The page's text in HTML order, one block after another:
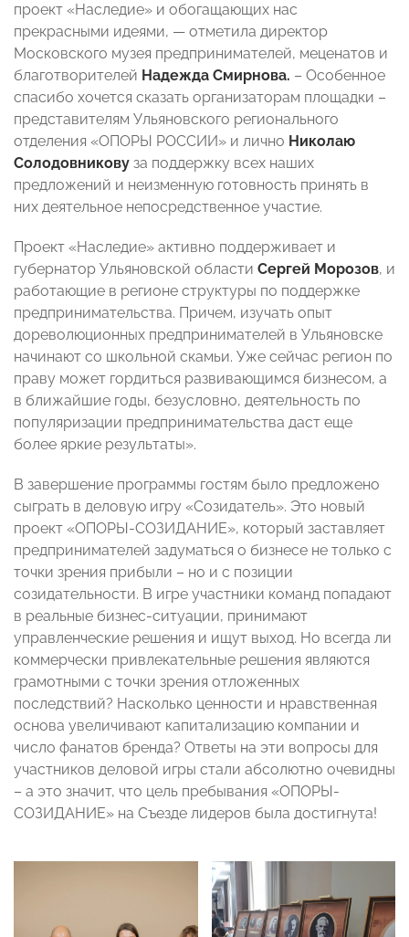
проект «Наследие» и обогащающих нас
прекрасными идеями, — отметила директор
Московского музея предпринимателей, меценатов и
благотворителей Надежда Смирнова. – Особенное
спасибо хочется сказать организаторам площадки –
представителям Ульяновского регионального
отделения «ОПОРЫ РОССИИ» и лично Николаю
Солодовникову за поддержку всех наших
предложений и неизменную готовность принять в
них деятельное непосредственное участие.
Проект «Наследие» активно поддерживает и
губернатор Ульяновской области Сергей Морозов, и
работающие в регионе структуры по поддержке
предпринимательства. Причем, изучать опыт
дореволюционных предпринимателей в Ульяновске
начинают со школьной скамьи. Уже сейчас регион по
праву может гордиться развивающимся бизнесом, а
в ближайшие годы, безусловно, деятельность по
популяризации предпринимательства даст еще
более яркие результаты».
В завершение программы гостям было предложено
сыграть в деловую игру «Созидатель». Это новый
проект «ОПОРЫ-СОЗИДАНИЕ», который заставляет
предпринимателей задуматься о бизнесе не только с
точки зрения прибыли – но и с позиции
созидательности. В игре участники команд попадают
в реальные бизнес-ситуации, принимают
управленческие решения и ищут выход. Но всегда ли
коммерчески привлекательные решения являются
грамотными с точки зрения отложенных
последствий? Насколько ценности и нравственная
основа увеличивают капитализацию компании и
число фанатов бренда? Ответы на эти вопросы для
участников деловой игры стали абсолютно очевидны
– а это значит, что цель пребывания «ОПОРЫ-
СОЗИДАНИЕ» на Съезде лидеров была достигнута!